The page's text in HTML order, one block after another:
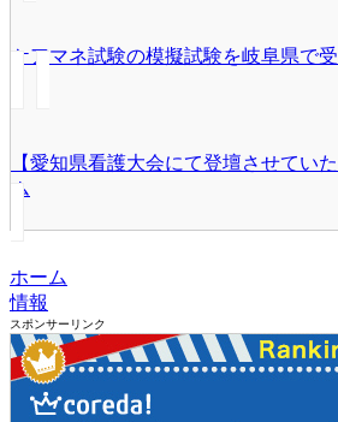
ケアマネ試験の模擬試験を岐阜県で
【愛知県看護大会にて登壇させてい
ム
ホーム
情報
スポンサーリンク